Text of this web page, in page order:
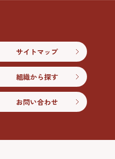
サイトマップ
組織から探す
お問い合わせ